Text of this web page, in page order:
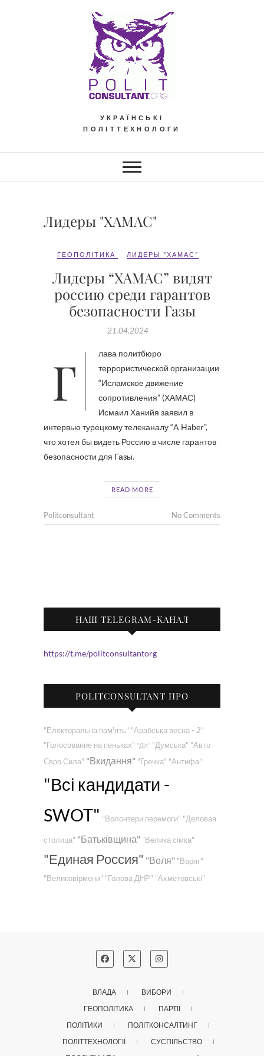
УКРАЇНСЬКІ
ПОЛІТТЕХНОЛОГИ
Лидеры "ХАМАС"
ГЕОПОЛІТИКА ЛИДЕРЫ "ХАМАС"
Лидеры “ХАМАС” видят
россию среди гарантов
безопасности Газы
21.04.2024
Глава политбюро
террористической организации
“Исламское движение
сопротивления” (ХАМАС)
Исмаил Ханийя заявил в
интервью турецкому телеканалу “A Haber”,
что хотел бы видеть Россию в числе гарантов
безопасности для Газы.
READ MORE
Politconsultant No Comments
НАШ TELEGRAM-КАНАЛ
https://t.me/politconsultantorg
POLITCONSULTANT ПРО
"Електоральна пам'ять" "Арабська весна - 2"
"Голосование на пеньках" "Дія" "Думська" "Авто
Євро Сила" "Вкидання" "Гречка" "Антифа"
"Всі кандидати -
SWOT" "Волонтери перемоги" "Деловая
столица" "Батьківщина" "Велика сімка"
"Единая Россия" "Воля" "Варяг"
"Великовірмени" "Голова ДНР" "Ахметовські"
ВЛАДА
ВИБОРИ
ГЕОПОЛІТИКА
ПАРТІЇ
ПОЛІТИКИ
ПОЛІТКОНСАЛТИНГ
ПОЛІТТЕХНОЛОГІЇ
СУСПІЛЬСТВО